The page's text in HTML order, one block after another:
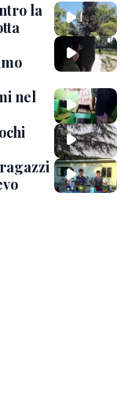
la
nel